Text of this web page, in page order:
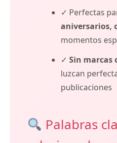
✓ Perfectas
aniversarios,
momentos
✓ Sin marcas
luzcan
publicaciones
Palabras